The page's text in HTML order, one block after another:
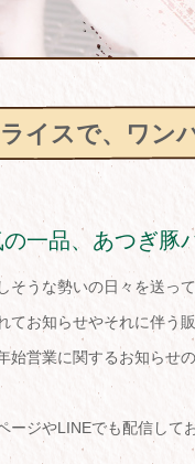
イスで、ワン
一品、あつぎ豚
そうな勢いの日々を送っ
てお知らせやそれに伴う
始営業に関するお知らせ